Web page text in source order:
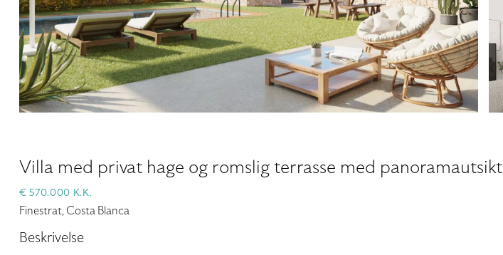
Villa med privat hage og romslig terrasse med panoramautsikt
€ 570.000 K.K.
Finestrat, Costa Blanca
Beskrivelse